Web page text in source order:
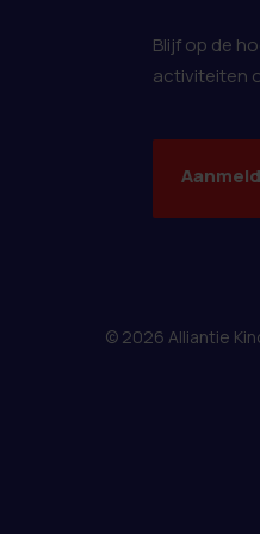
Blijf op de
activiteiten
© 2026 Alliantie